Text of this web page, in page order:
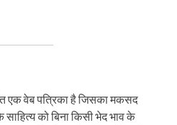
एक वेब पत्रिका है जिसका मकसद
को बिना किसी भेद भाव के